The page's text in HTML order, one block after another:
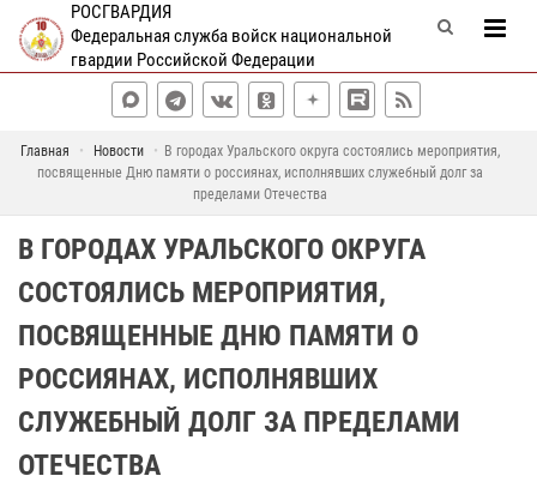
РОСГВАРДИЯ
Федеральная служба войск национальной
гвардии Российской Федерации
Главная Новости
В городах Уральского округа состоялись мероприятия,
посвященные Дню памяти о россиянах, исполнявших служебный долг за
пределами Отечества
В ГОРОДАХ УРАЛЬСКОГО ОКРУГА
СОСТОЯЛИСЬ МЕРОПРИЯТИЯ,
ПОСВЯЩЕННЫЕ ДНЮ ПАМЯТИ О
РОССИЯНАХ, ИСПОЛНЯВШИХ
СЛУЖЕБНЫЙ ДОЛГ ЗА ПРЕДЕЛАМИ
ОТЕЧЕСТВА